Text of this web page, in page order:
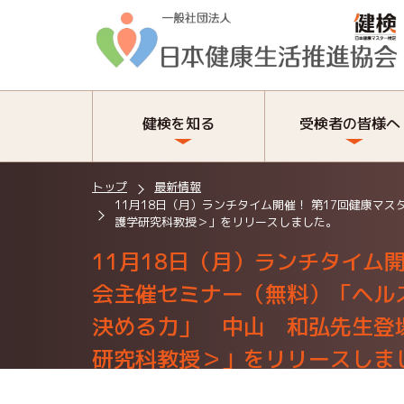
健検を知る 受検者の皆様へ
トップ
最新情報
11月18日（月）ランチタイム開催！ 第17回健康マ
護学研究科教授＞」をリリースしました。
11月18日（月）ランチタイム
会主催セミナー（無料）「ヘ
決める力」 中山 和弘先生登
研究科教授＞」をリリースしま